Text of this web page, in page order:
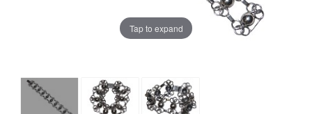
Tap to expand